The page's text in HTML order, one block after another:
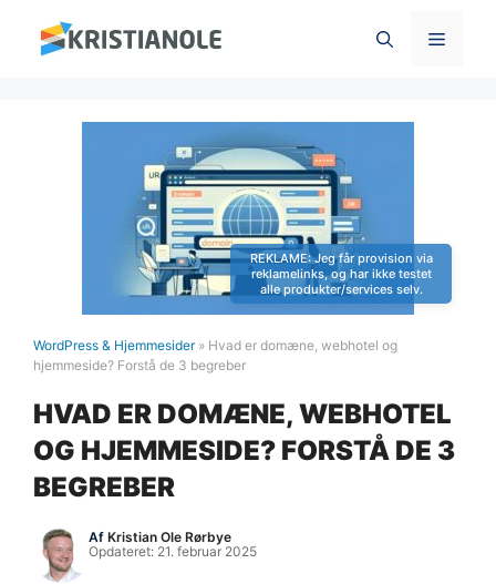
Menu
WordPress & Hjemmesider» Hvad er domæne, webhotel og
hjemmeside? Forstå de 3 begreber
HVAD ER DOMÆNE, WEBHOTEL
OG HJEMMESIDE? FORSTÅ DE 3
BEGREBER
Af Kristian Ole Rørbye
Opdateret: 21. februar 2025